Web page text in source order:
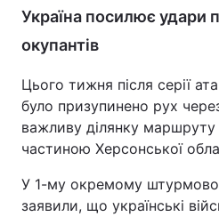
Україна посилює удари
окупантів
Цього тижня після серії
було призупинено рух
важливу ділянку
частиною Херсонської
У 1-му окремому
заявили, що українські